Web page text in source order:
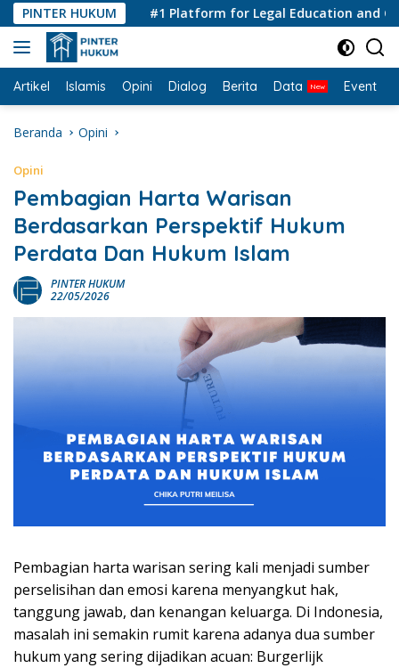
Langsung
ke
konten
PINTER HUKUM #1 Platform for Legal Education and
Artikel Islamis Opini Dialog Berita Data Event
Beranda Opini
Opini
Pembagian Harta Warisan
Berdasarkan Perspektif Hukum
Perdata Dan Hukum Islam
PINTER HUKUM
22/05/2026
Pembagian harta warisan sering kali menjadi sumber
perselisihan dan emosi karena menyangkut hak,
tanggung jawab, dan kenangan keluarga. Di Indonesia,
masalah ini semakin rumit karena adanya dua sumber
hukum yang sering dijadikan acuan: Burgerlijk